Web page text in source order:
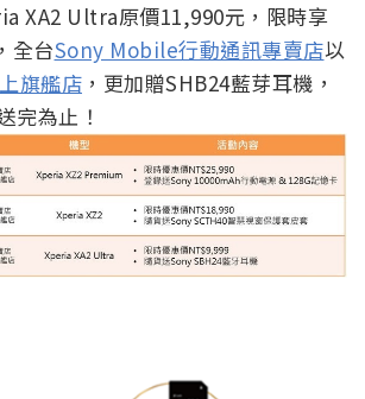
XA2 Ultra原價11,990元，限時享
全台Sony Mobile行動通訊專賣店以
旗艦店 ，更加贈SHB24藍芽耳機，
完為止！